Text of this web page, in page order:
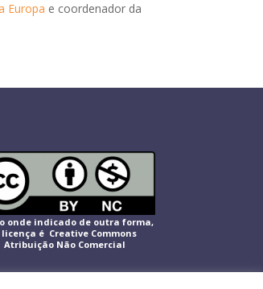
Europa e coordenador da
onde indicado de outra forma,
licença é Creative Commons
Atribuição Não Comercial